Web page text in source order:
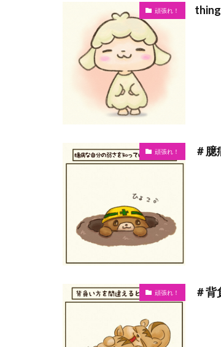
頑張れ！
頑張れ！ ＃
頑張れ！ ＃